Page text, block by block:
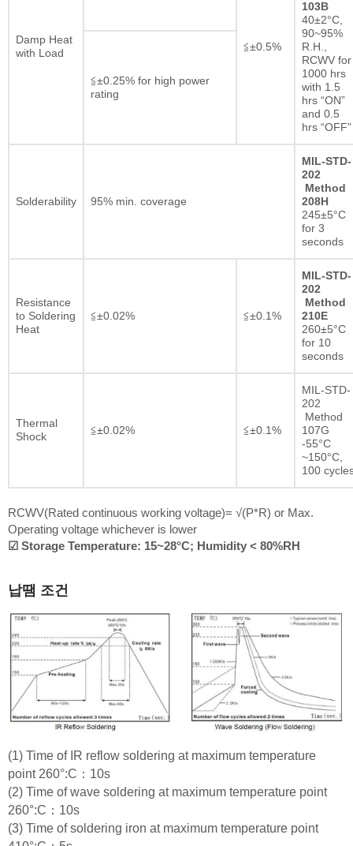
Damp Heat
with Load
≦±0.5%
103B
40±2°C,
90~95%
R.H.,
RCWV for
1000 hrs
with 1.5
hrs “ON”
and 0.5
hrs “OFF”
≦±0.25% for high power
rating
Solderability 95% min. coverage
MIL-STD-
202
Method
208H
245±5°C
for 3
seconds
Resistance
to Soldering
Heat
≦±0.02% ≦±0.1%
MIL-STD-
202
Method
210E
260±5°C
for 10
seconds
Thermal
Shock
≦±0.02% ≦±0.1%
MIL-STD-
202
Method
107G
-55°C
~150°C,
100
RCWV(Rated continuous working voltage)= √(P*R) or Max.
Operating voltage whichever is lower
☑ Storage Temperature: 15~28°C; Humidity < 80%RH
납땜 조건
(1) Time of IR reflow soldering at maximum temperature
point 260°:C：10s
(2) Time of wave soldering at maximum temperature point
260°:C：10s
(3) Time of soldering iron at maximum temperature point